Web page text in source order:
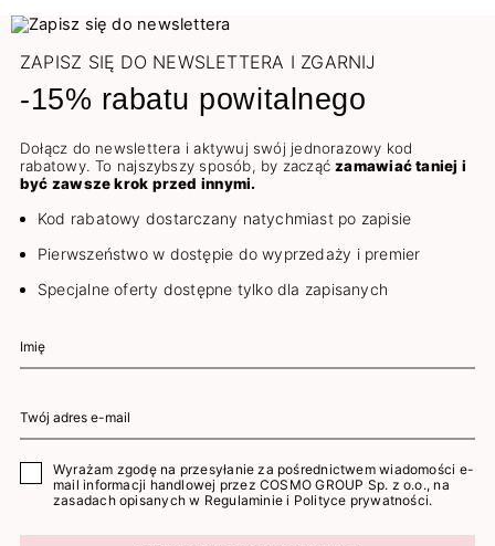
ZAPISZ SIĘ DO NEWSLETTERA I ZGARNIJ
-15% rabatu powitalnego
Dołącz do newslettera i aktywuj swój jednorazowy kod
rabatowy. To najszybszy sposób, by zacząćzamawiać taniej i
być zawsze krok przed innymi.
Kod rabatowy dostarczany natychmiast po zapisie
Pierwszeństwo w dostępie do wyprzedaży i premier
Specjalne oferty dostępne tylko dla zapisanych
Wyrażam zgodę na przesyłanie za pośrednictwem wiadomości e-
mail informacji handlowej przez COSMO GROUP Sp. z o.o., na
zasadach opisanych w Regulaminie i Polityce prywatności.